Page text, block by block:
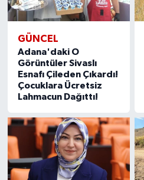
GÜNCEL
Adana'daki O
Görüntüler Sivaslı
Esnafı Çileden Çıkardı!
Çocuklara Ücretsiz
Lahmacun Dağıttı!